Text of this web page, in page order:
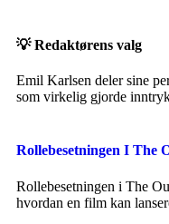
💡 Redaktørens valg
Emil Karlsen deler sine
som virkelig gjorde
Rollebesetningen I The
Rollebesetningen i The
hvordan en film kan